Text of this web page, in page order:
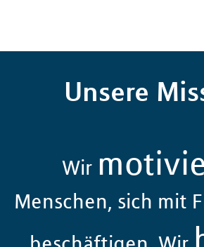
Unsere
Wir
Menschen, sich mit